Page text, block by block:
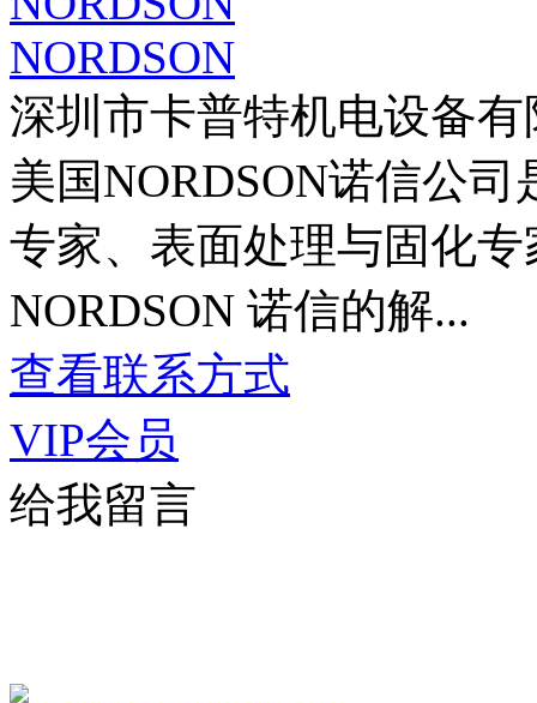
NORDSON
深圳市卡普特机电设备有
美国NORDSON诺信公
专家、表面处理与固化
NORDSON 诺信的解...
查看联系方式
VIP会员
给我留言